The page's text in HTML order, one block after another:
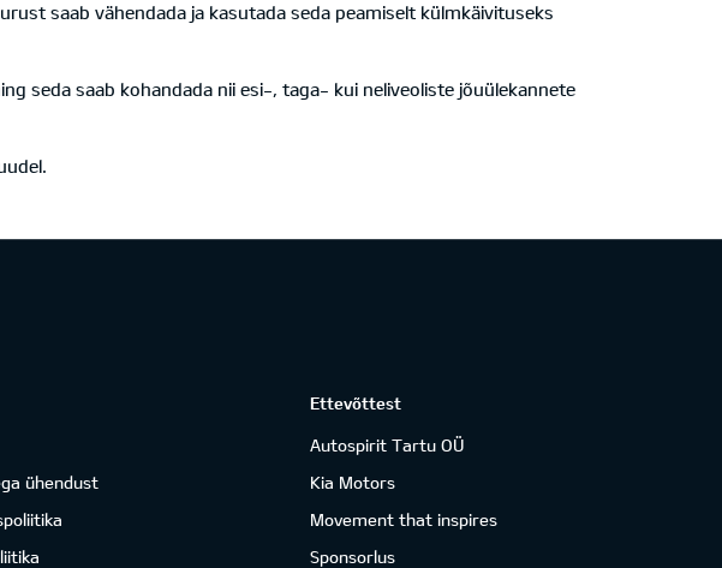
saab vähendada ja kasutada seda peamiselt külmkäivituseks
seda saab kohandada nii esi-, taga- kui neliveoliste jõuülekannete
ühendust
Ettevõttest
Autospirit Tartu OÜ
Kia Motors
Movement that inspires
Sponsorlus